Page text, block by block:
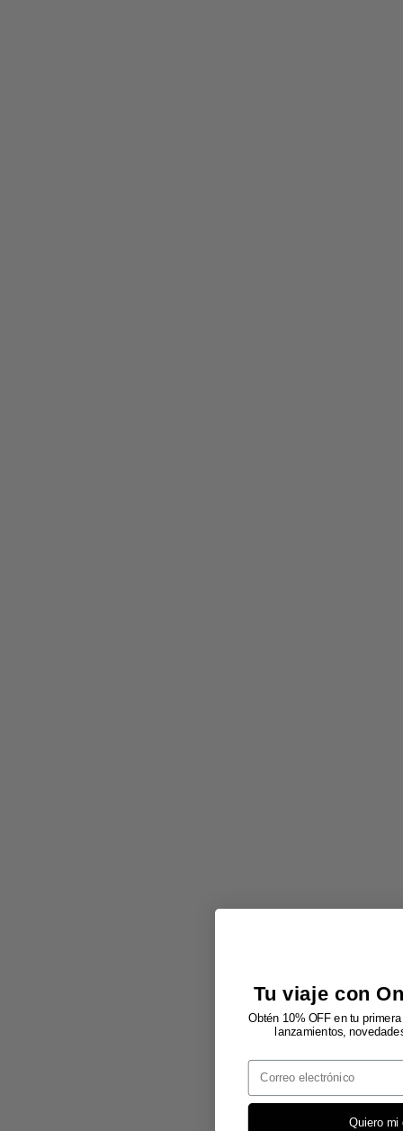
Tu viaje con
Obtén 10% OFF en tu
lanzamientos,
Email
Quiero mi